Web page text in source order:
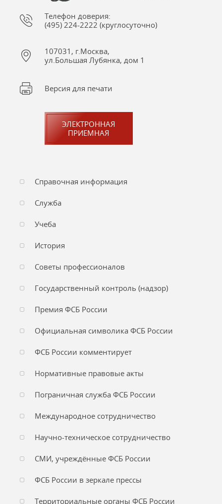
Телефон доверия:
(495) 224-2222 (круглосуточно)
107031, г.Москва,
ул.Большая Лубянка, дом 1
Версия для печати
ЭЛЕКТРОННАЯ
ПРИЕМНАЯ
Справочная информация
Служба
Учеба
История
Советы профессионалов
Государственный контроль (надзор)
Премия ФСБ России
Официальная символика ФСБ России
ФСБ России комментирует
Нормативные правовые акты
Пограничная служба ФСБ России
Международное сотрудничество
Научно-техническое сотрудничество
СМИ, учреждённые ФСБ России
ФСБ России в зеркале прессы
Территориальные органы ФСБ России